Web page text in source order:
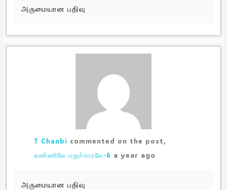
அருமையான பதிவு
T Chanbi commented on the post,
கண்ணிலே மதுச்சாரலே-6 a year ago
அருமையான பதிவு